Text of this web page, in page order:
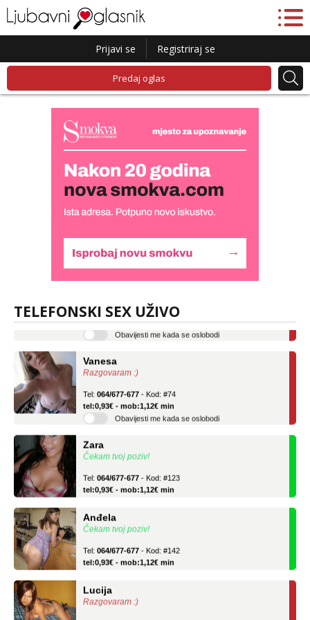
Prijavi se Registriraj se
Predaj oglas
TELEFONSKI SEX UŽIVO
Lucija
Razgovaram :)
tel:0,93€ - mob:1,12€ min
Razgovaram :)
tel:0,93€ - mob:1,12€ min
Obavijesti me kada se oslobodi
Čekam tvoj poziv!
tel:0,93€ - mob:1,12€ min
Čekam tvoj poziv!
tel:0,93€ - mob:1,12€ min
Razgovaram :)